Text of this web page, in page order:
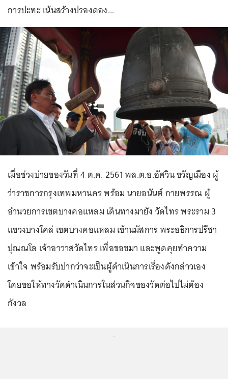
การปะทะ เน้นสร้างปรองดอง...
เมื่อช่วงบ่ายของวันที่ 4 ต.ค. 2561 พล.ต.อ.อัศวิน ขวัญเมือง ผู้
ว่าราชการกรุงเทพมหานคร พร้อม นายอนันต์ กายพรรณ ผู้
อำนวยการเขตบางคอแหลม เดินทางมายัง วัดไทร พระราม 3
แขวงบางโคล่ เขตบางคอแหลม เข้านมัสการ พระอธิการปรีชา
ปุณณโล เจ้าอาวาสวัดไทร เพื่อขอขมา และพูดคุยทำความ
เข้าใจ พร้อมรับปากว่าจะเป็นผู้ดำเนินการเรื่องดังกล่าวเอง
โดยขอให้ทางวัดดำเนินการในส่วนกิจของวัดต่อไปไม่ต้อง
กังวล